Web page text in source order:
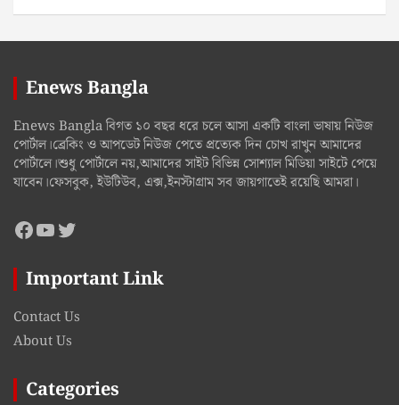
Enews Bangla
Enews Bangla বিগত ১০ বছর ধরে চলে আসা একটি বাংলা ভাষায় নিউজ
পোর্টাল।ব্রেকিং ও আপডেট নিউজ পেতে প্রত্যেক দিন চোখ রাখুন আমাদের
পোর্টালে।শুধু পোর্টালে নয়,আমাদের সাইট বিভিন্ন সোশ্যাল মিডিয়া সাইটে পেয়ে
যাবেন।ফেসবুক, ইউটিউব, এক্স,ইনস্টাগ্রাম সব জায়গাতেই রয়েছি আমরা।
Facebook
YouTube
Twitter
Important Link
Contact Us
About Us
Categories